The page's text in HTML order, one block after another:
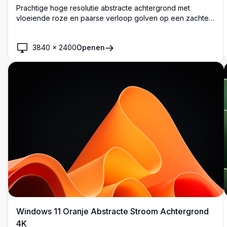
Prachtige hoge resolutie abstracte achtergrond met
vloeiende roze en paarse verloop golven op een zachte
kleuren die een rustgevende maar dynamische visuele
3840 × 2400Openen
Windows 11 Oranje Abstracte Stroom Achtergrond
4K